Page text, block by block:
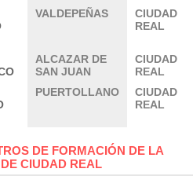
VALDEPEÑAS
CIUDAD
REAL
ALCAZAR DE
SAN JUAN
CIUDAD
REAL
PUERTOLLANO
CIUDAD
REAL
DE FORMACIÓN DE LA
CIUDAD REAL